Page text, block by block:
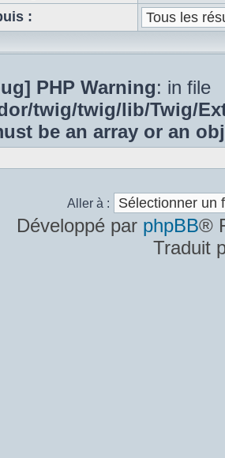
:
PHP Warning: in file
twig/twig/lib/Twig/
be an array or an
Aller à :
Développé par phpBB®
Traduit